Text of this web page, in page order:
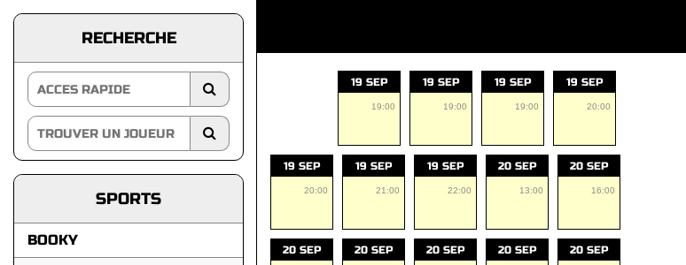
RECHERCHE
SPORTS
BOOKY
19 SEP
19:00
19 SEP
19:00
19 SEP
19:00
19 SEP
20:00
19 SEP
20:00
19 SEP
21:00
19 SEP
22:00
20 SEP
13:00
20 SEP
16:00
20 SEP 20 SEP 20 SEP 20 SEP 20 SEP